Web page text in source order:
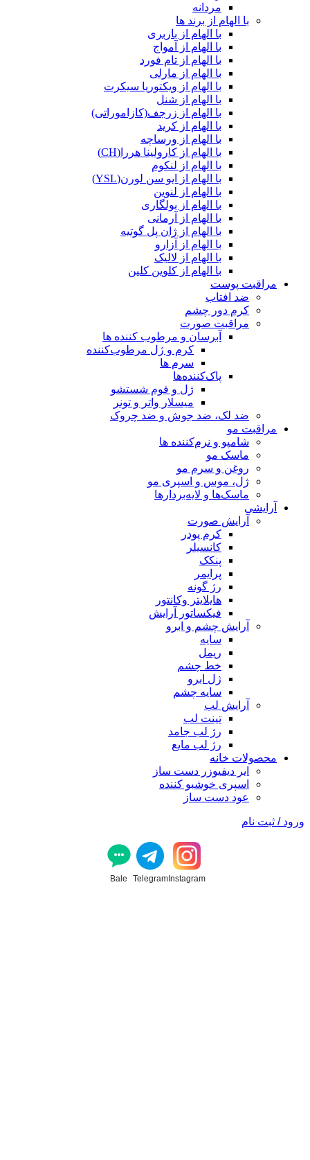
مردانه
با الهام از برند ها
با الهام از باربری
با الهام از آمواج
با الهام از تام فورد
با الهام از مارلی
با الهام از ویکتوریا سیکرت
با الهام از شنل
با الهام از زرجف(کازاموراتی)
با الهام از کرید
با الهام از ورساچه
با الهام از کارولینا هررا(CH)
با الهام از لنکوم
با الهام از ایو سن لورن(YSL)
با الهام از لنوین
با الهام از بولگاری
با الهام از آرمانی
با الهام از ژان پل گوتیه
با الهام از آزارو
با الهام از لالیک
با الهام از کلوین کلین
مراقبت پوست
ضد افتاب
کرم دور چشم
مراقبت صورت
آبرسان و مرطوب کننده ها
کرم و ژل مرطوب‌کننده
سرم ها
پاک‌کننده‌ها
ژل و فوم شستشو
میسلار واتر و تونر
ضد لک، ضد جوش و ضد چروک
مراقبت مو
شامپو و نرم‌کننده ها
ماسک مو
روغن و سرم مو
ژل، موس و اسپری مو
ماسک‌ها و لایه‌بردارها
آرایشی
آرایش صورت
کرم پودر
کانسیلر
پنکک
پرایمر
رژ گونه
هایلایتر وکانتور
فیکساتور آرایش
آرایش چشم و ابرو
سایه
ریمل
خط چشم
ژل ابرو
سایه چشم
آرایش لب
تینت لب
رژ لب جامد
رژ لب مایع
محصولات خانه
ایر دیفیوزر دست ساز
اسپری خوشبو کننده
عود دست ساز
ورود / ثبت نام
Instagram
Telegram
Bale